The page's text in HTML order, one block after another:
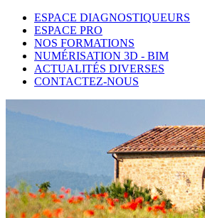
ESPACE DIAGNOSTIQUEURS
ESPACE PRO
NOS FORMATIONS
NUMÉRISATION 3D - BIM
ACTUALITÉS DIVERSES
CONTACTEZ-NOUS